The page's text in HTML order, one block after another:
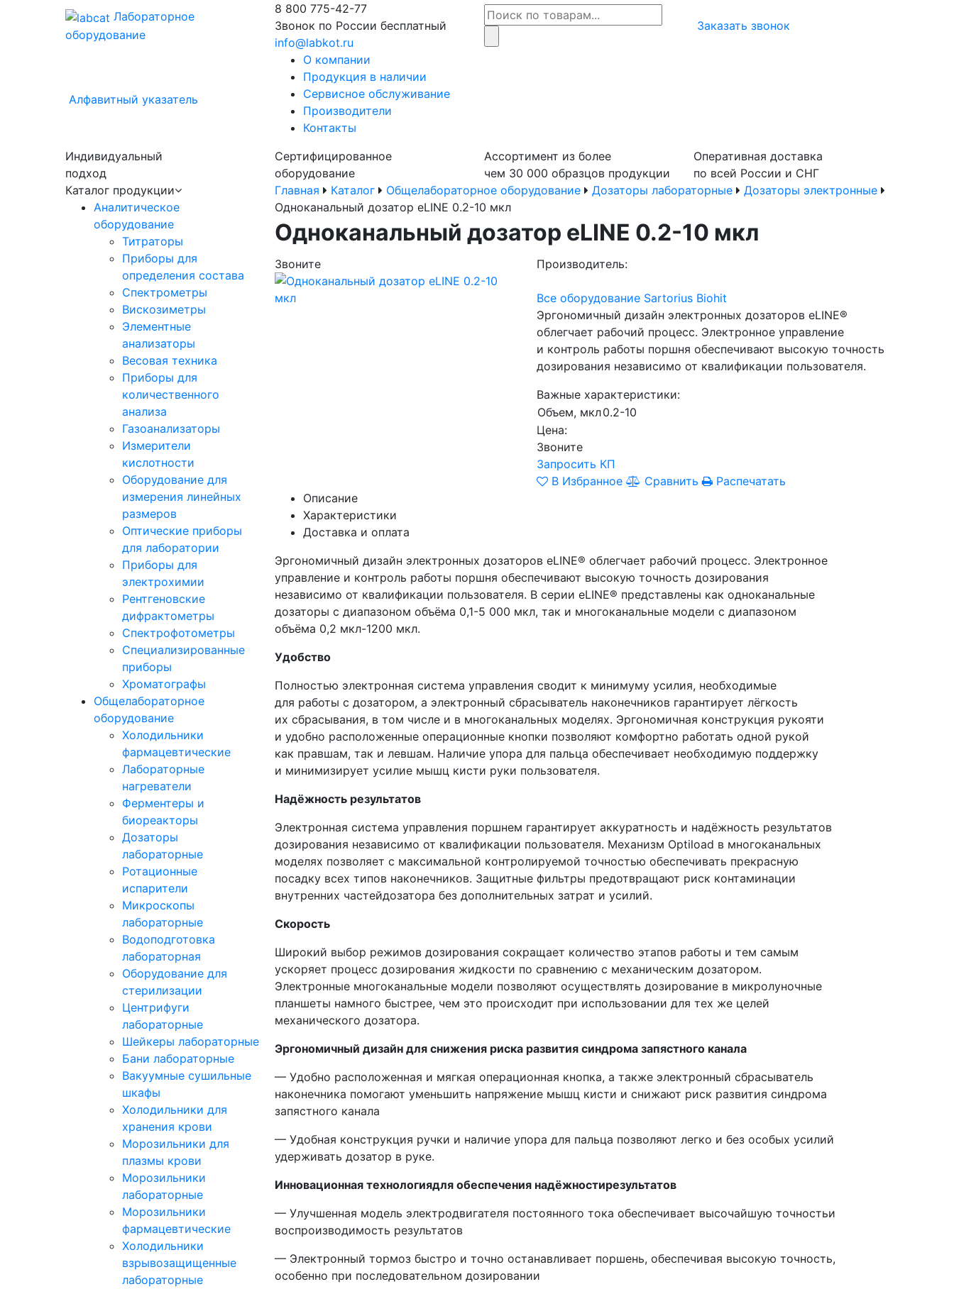
Лабораторное
оборудование
8 800 775-42-77
Звонок по России бесплатный
info@labkot.ru
Заказать звонок
Алфавитный указатель
О компании
Продукция в наличии
Сервисное обслуживание
Производители
Контакты
Индивидуальный
подход
Сертифицированное
оборудование
Ассортимент из более
чем 30 000 образцов продукции
Оперативная доставка
по всей России и СНГ
Каталог продукции
Аналитическое
оборудование
Титраторы
Приборы для
определения состава
Спектрометры
Вискозиметры
Элементные
анализаторы
Весовая техника
Приборы для
количественного
анализа
Газоанализаторы
Измерители
кислотности
Оборудование для
измерения линейных
размеров
Оптические приборы
для лаборатории
Приборы для
электрохимии
Рентгеновские
дифрактометры
Спектрофотометры
Специализированные
приборы
Хроматографы
Общелабораторное
оборудование
Холодильники
фармацевтические
Лабораторные
нагреватели
Ферментеры и
биореакторы
Дозаторы
лабораторные
Ротационные
испарители
Микроскопы
лабораторные
Водоподготовка
лабораторная
Оборудование для
стерилизации
Центрифуги
лабораторные
Шейкеры лабораторные
Бани лабораторные
Вакуумные сушильные
шкафы
Холодильники для
хранения крови
Морозильники для
плазмы крови
Морозильники
лабораторные
Морозильники
фармацевтические
Холодильники
взрывозащищенные
лабораторные
Главная Каталог Общелабораторное оборудование Дозаторы лабораторные
Дозаторы электронные
Одноканальный дозатор eLINE 0.2-10 мкл
Одноканальный дозатор eLINE 0.2-10 мкл
Звоните Производитель:
Все оборудование Sartorius Biohit
Эргономичный дизайн электронных дозаторов eLINE®
облегчает рабочий процесс. Электронное управление
и контроль работы поршня обеспечивают высокую точность
дозирования независимо от квалификации пользователя.
Важные характеристики:
Объем, мкл0.2-10
Цена:
Звоните
Запросить КП
В Избранное
Сравнить
Распечатать
Описание
Характеристики
Доставка и оплата
Эргономичный дизайн электронных дозаторов eLINE® облегчает рабочий процесс. Электронное
управление и контроль работы поршня обеспечивают высокую точность дозирования
независимо от квалификации пользователя. В серии eLINE® представлены как одноканальные
дозаторы с диапазоном объёма 0,1-5 000 мкл, так и многоканальные модели с диапазоном
объёма 0,2 мкл-1200 мкл.
Удобство
Полностью электронная система управления сводит к минимуму усилия, необходимые
для работы с дозатором, а электронный сбрасыватель наконечников гарантирует лёгкость
их сбрасывания, в том числе и в многоканальных моделях. Эргономичная конструкция рукояти
и удобно расположенные операционные кнопки позволяют комфортно работать одной рукой
как правшам, так и левшам. Наличие упора для пальца обеспечивает необходимую поддержку
и минимизирует усилие мышц кисти руки пользователя.
Надёжность результатов
Электронная система управления поршнем гарантирует аккуратность и надёжность результатов
дозирования независимо от квалификации пользователя. Механизм Optiload в многоканальных
моделях позволяет с максимальной контролируемой точностью обеспечивать прекрасную
посадку всех типов наконечников. Защитные фильтры предотвращают риск контаминации
внутренних частейдозатора без дополнительных затрат и усилий.
Скорость
Широкий выбор режимов дозирования сокращает количество этапов работы и тем самым
ускоряет процесс дозирования жидкости по сравнению с механическим дозатором.
Электронные многоканальные модели позволяют осуществлять дозирование в микролуночные
планшеты намного быстрее, чем это происходит при использовании для тех же целей
механического дозатора.
Эргономичный дизайн для снижения риска развития синдрома запястного канала
— Удобно расположенная и мягкая операционная кнопка, а также электронный сбрасыватель
наконечника помогают уменьшить напряжение мышц кисти и снижают риск развития синдрома
запястного канала
— Удобная конструкция ручки и наличие упора для пальца позволяют легко и без особых усилий
удерживать дозатор в руке.
Инновационная технологиядля обеспечения надёжностирезультатов
— Улучшенная модель электродвигателя постоянного тока обеспечивает высочайшую точностьи
воспроизводимость результатов
— Электронный тормоз быстро и точно останавливает поршень, обеспечивая высокую точность,
особенно при последовательном дозировании